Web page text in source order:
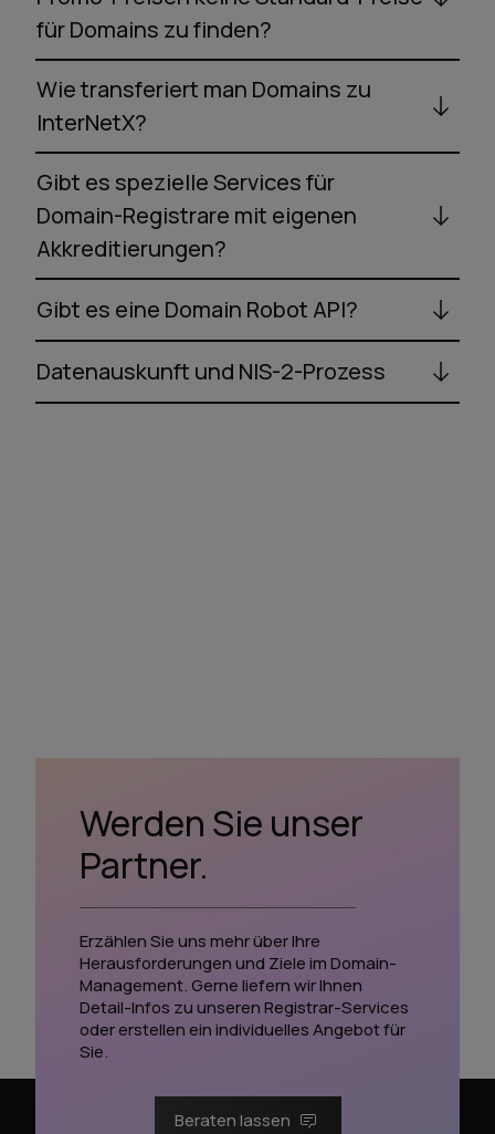
für Domains zu finden?
Wie transferiert man Domains zu
InterNetX?
Gibt es spezielle Services für
Domain-Registrare mit eigenen
Akkreditierungen?
Gibt es eine Domain Robot API?
Datenauskunft und NIS-2-Prozess
Werden Sie unser
Partner.
Erzählen Sie uns mehr über Ihre
Herausforderungen und Ziele im Domain-
Management. Gerne liefern wir Ihnen
Detail-Infos zu unseren Registrar-Services
oder erstellen ein individuelles Angebot für
Sie.
Beraten lassen